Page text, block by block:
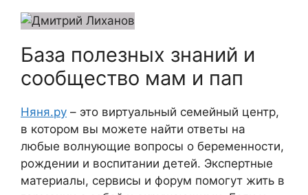
База полезных знаний и
сообщество мам и пап
Няня.ру – это виртуальный семейный центр,
в котором вы можете найти ответы на
любые волнующие вопросы о беременности,
рождении и воспитании детей. Экспертные
материалы, сервисы и форум помогут жить в